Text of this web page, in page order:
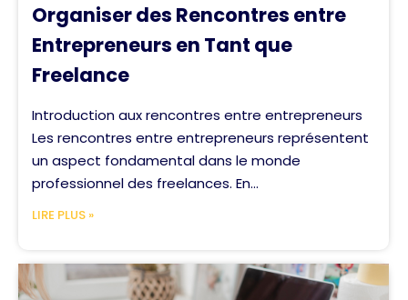
Organiser des Rencontres entre
Entrepreneurs en Tant que
Freelance
Introduction aux rencontres entre entrepreneurs
Les rencontres entre entrepreneurs représentent
un aspect fondamental dans le monde
professionnel des freelances. En...
LIRE PLUS »